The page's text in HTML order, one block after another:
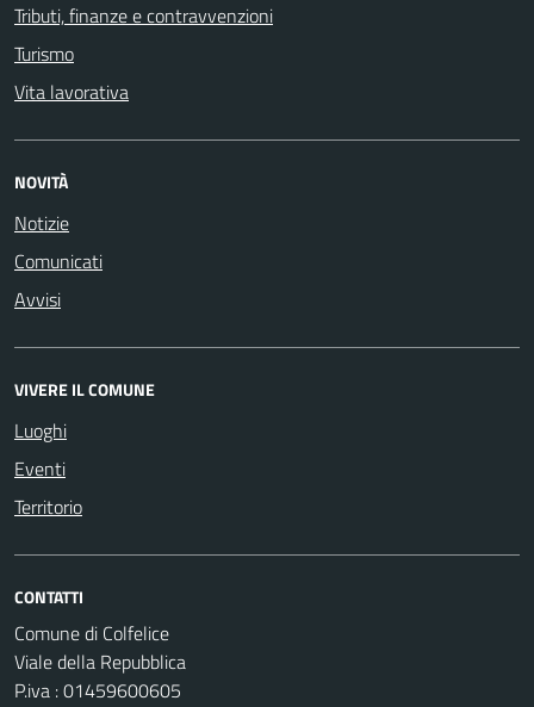
Tributi, finanze e contravvenzioni
Turismo
Vita lavorativa
NOVITÀ
Notizie
Comunicati
Avvisi
VIVERE IL COMUNE
Luoghi
Eventi
Territorio
CONTATTI
Comune di Colfelice
Viale della Repubblica
P.iva : 01459600605